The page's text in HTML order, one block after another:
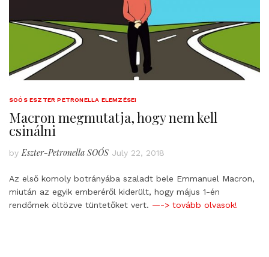
SOÓS ESZTER PETRONELLA ELEMZÉSEI
Macron megmutatja, hogy nem kell
csinálni
by Eszter-Petronella SOÓS July 22, 2018
Az első komoly botrányába szaladt bele Emmanuel Macron,
miután az egyik emberéről kiderült, hogy május 1-én
rendőrnek öltözve tüntetőket vert. —-> tovább olvasok!